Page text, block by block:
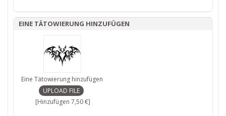
EINE TÄTOWIERUNG HINZUFÜGEN
Eine Tätowierung hinzufügen
[Hinzufügen 7,50 €]